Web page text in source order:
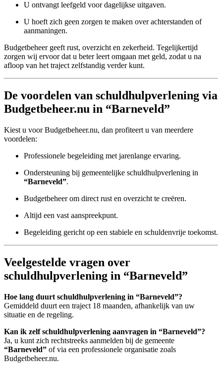
U ontvangt leefgeld voor dagelijkse uitgaven.
U hoeft zich geen zorgen te maken over achterstanden of
aanmaningen.
Budgetbeheer geeft rust, overzicht en zekerheid. Tegelijkertijd
zorgen wij ervoor dat u beter leert omgaan met geld, zodat u na
afloop van het traject zelfstandig verder kunt.
De voordelen van schuldhulpverlening via
Budgetbeheer.nu in “Barneveld”
Kiest u voor Budgetbeheer.nu, dan profiteert u van meerdere
voordelen:
Professionele begeleiding met jarenlange ervaring.
Ondersteuning bij gemeentelijke schuldhulpverlening in
“Barneveld”.
Budgetbeheer om direct rust en overzicht te creëren.
Altijd een vast aanspreekpunt.
Begeleiding gericht op een stabiele en schuldenvrije toekomst.
Veelgestelde vragen over
schuldhulpverlening in “Barneveld”
Hoe lang duurt schuldhulpverlening in “Barneveld”?
Gemiddeld duurt een traject 18 maanden, afhankelijk van uw
situatie en de regeling.
Kan ik zelf schuldhulpverlening aanvragen in “Barneveld”?
Ja, u kunt zich rechtstreeks aanmelden bij de gemeente
“Barneveld” of via een professionele organisatie zoals
Budgetbeheer.nu.